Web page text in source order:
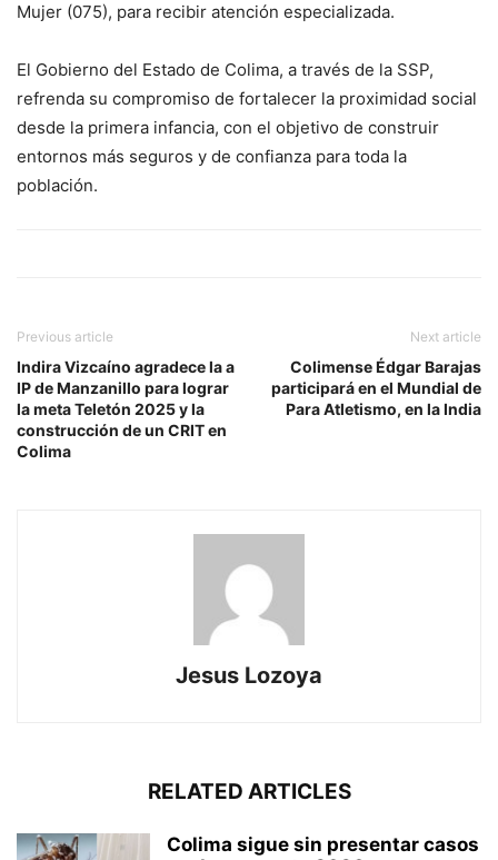
Mujer (075), para recibir atención especializada.
El Gobierno del Estado de Colima, a través de la SSP,
refrenda su compromiso de fortalecer la proximidad social
desde la primera infancia, con el objetivo de construir
entornos más seguros y de confianza para toda la
población.
Previous article
Indira Vizcaíno agradece la a
IP de Manzanillo para lograr
la meta Teletón 2025 y la
construcción de un CRIT en
Colima
Next article
Colimense Édgar Barajas
participará en el Mundial de
Para Atletismo, en la India
Jesus Lozoya
RELATED ARTICLES
Colima sigue sin presentar casos